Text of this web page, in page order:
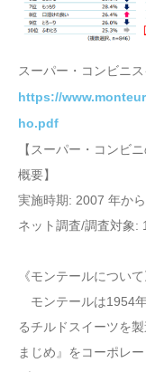
スーパー・コンビニ
https://
ho.pdf
【スーパー・コンビ
概要】
実施時期: 2007 年か
ネット調査/調査対象:
《モンテールについて
モンテールは1954
るチルドスイーツを
まじめ』をコーポレ